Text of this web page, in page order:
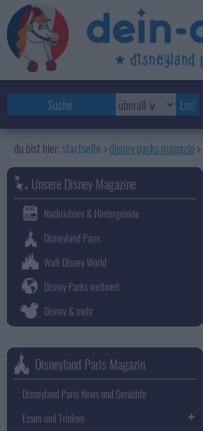
startseite disney parks magazin >
Unsere Disney Magazine
Nachrichten & Hintergründe
Disneyland Paris
Walt Disney World
Disney Parks weltweit
Disney & mehr
Disneyland Paris Magazin
Disneyland Paris News und Gerüchte
Essen und Trinken